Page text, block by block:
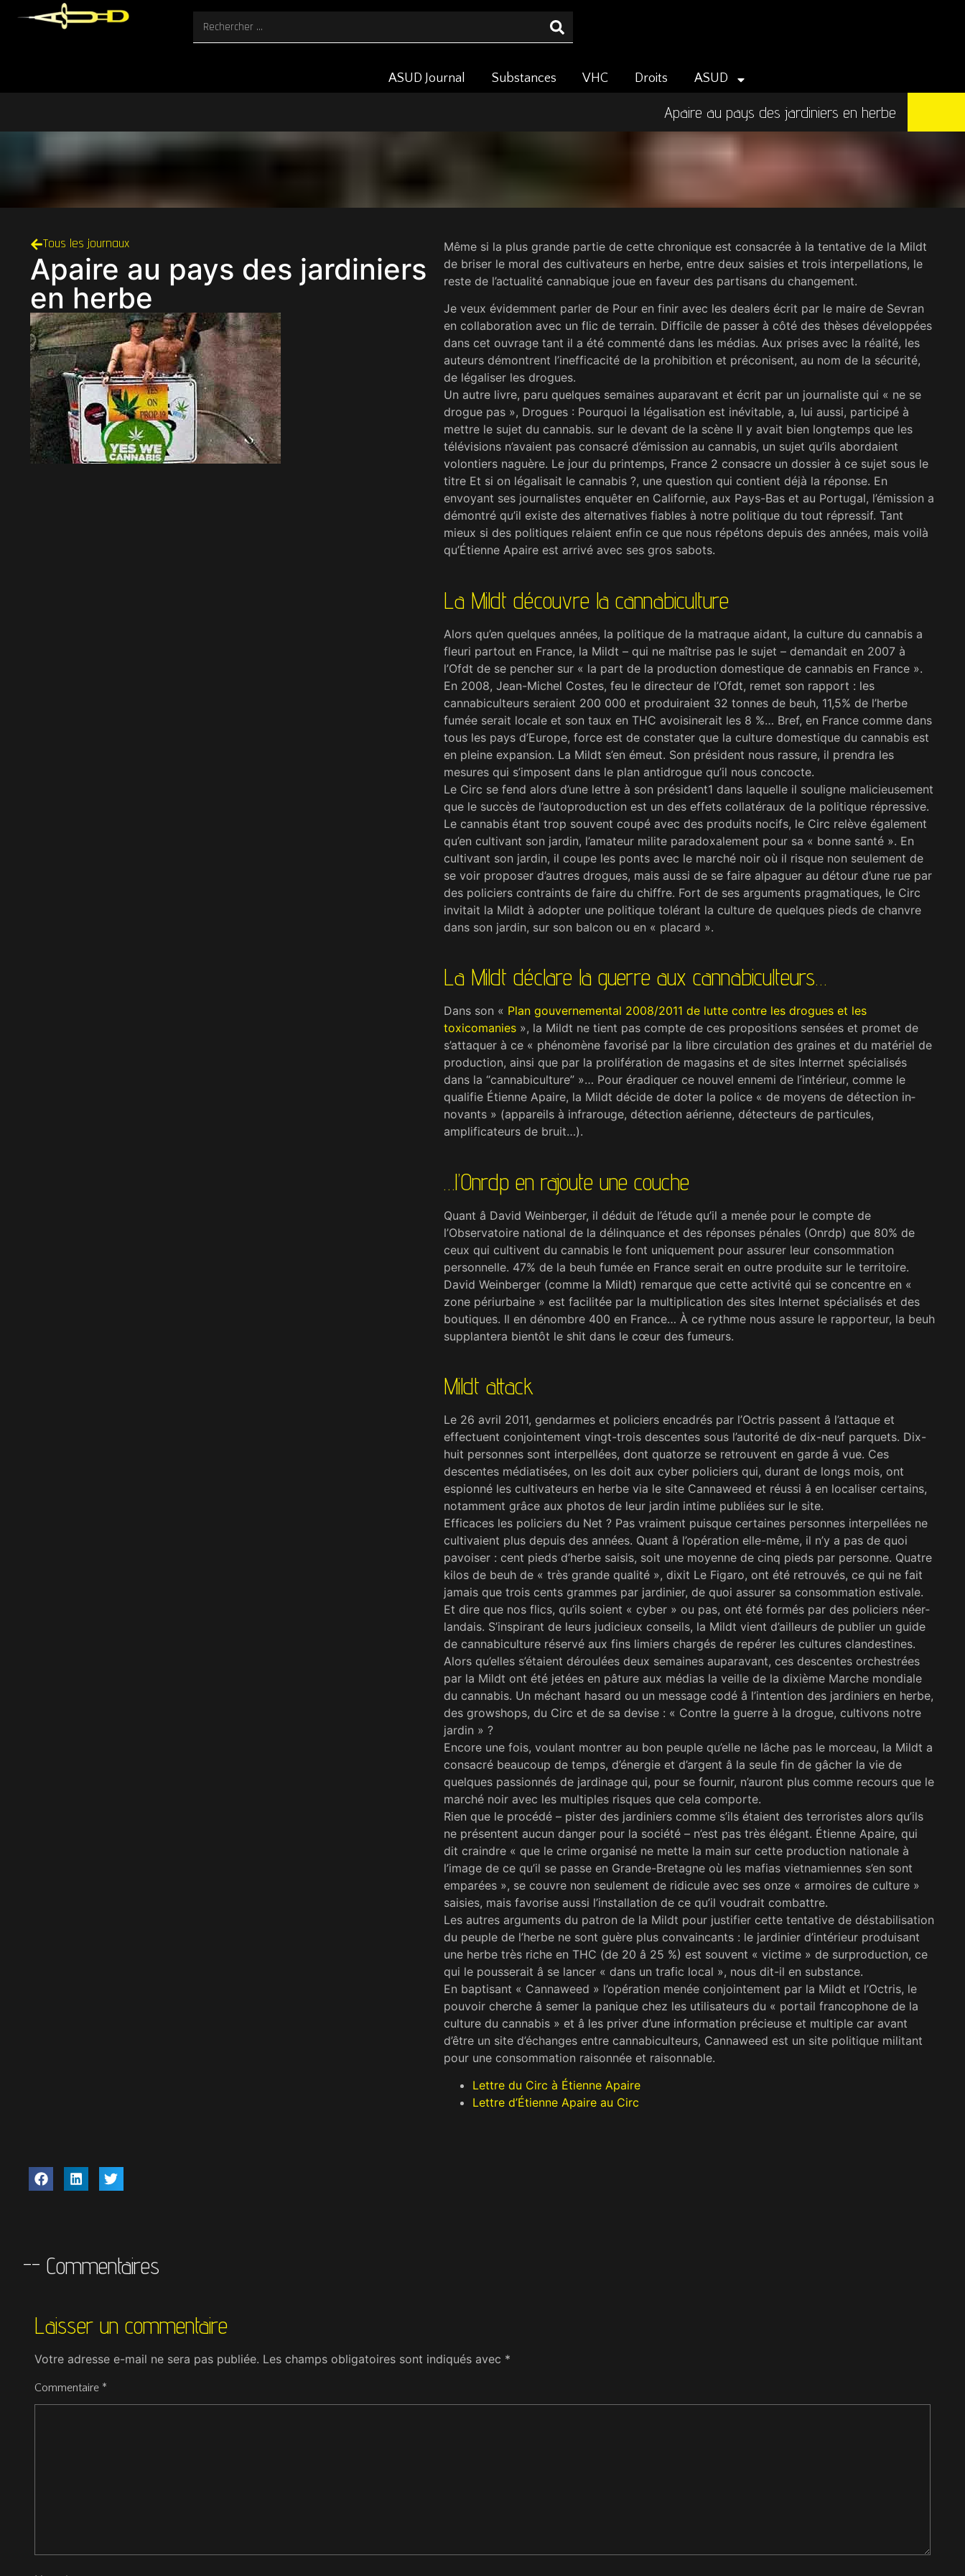
ASUD Journal Substances VHC Droits ASUD
Apaire au pays des jardiniers en herbe
Tous les journaux
Apaire au pays des jardiniers
en herbe
Même si la plus grande partie de cette chronique est consacrée à la tentative de la Mildt
de briser le moral des cultivateurs en herbe, entre deux saisies et trois interpellations, le
reste de l’actualité cannabique joue en faveur des partisans du changement.
Je veux évidemment parler de Pour en finir avec les dealers écrit par le maire de Sevran
en collaboration avec un flic de terrain. Difficile de passer à côté des thèses déve­loppées
dans cet ouvrage tant il a été commenté dans les médias. Aux prises avec la réalité, les
auteurs démontrent l’inefficacité de la prohibition et préconisent, au nom de la sécurité,
de légaliser les drogues.
Un autre livre, paru quelques semaines auparavant et écrit par un journaliste qui « ne se
drogue pas », Drogues : Pourquoi la légalisation est inévitable, a, lui aussi, participé à
mettre le sujet du cannabis. sur le devant de la scène Il y avait bien longtemps que les
télévisions n’avaient pas consacré d’émission au cannabis, un sujet qu’ils abordaient
volontiers naguère. Le jour du printemps, France 2 consacre un dossier à ce sujet sous le
titre Et si on légalisait le cannabis ?, une question qui contient déjà la réponse. En
envoyant ses journalistes enquêter en Cali­fornie, aux Pays-Bas et au Portugal, l’émission a
démontré qu’il existe des alternatives fiables à notre politique du tout répressif. Tant
mieux si des politiques relaient enfin ce que nous répétons depuis des années, mais voilà
qu’Étienne Apaire est arrivé avec ses gros sabots.
La Mildt découvre la cannabiculture
Alors qu’en quelques années, la politique de la matraque aidant, la culture du cannabis a
fleuri partout en France, la Mildt – qui ne maîtrise pas le sujet – demandait en 2007 à
l’Ofdt de se pencher sur « la part de la production domestique de cannabis en France ».
En 2008, Jean-Michel Costes, feu le directeur de l’Ofdt, remet son rapport : les
cannabiculteurs seraient 200 000 et produiraient 32 tonnes de beuh, 11,5% de l’herbe
fumée serait locale et son taux en THC avoisinerait les 8 %… Bref, en France comme dans
tous les pays d’Europe, force est de constater que la culture domestique du cannabis est
en pleine expansion. La Mildt s’en émeut. Son président nous rassure, il prendra les
mesures qui s’imposent dans le plan antidrogue qu’il nous concocte.
Le Circ se fend alors d’une lettre à son président1 dans laquelle il souligne malicieusement
que le succès de l’autopro­duction est un des effets collatéraux de la politique répressive.
Le cannabis étant trop souvent coupé avec des produits nocifs, le Circ relève également
qu’en cultivant son jardin, l’amateur milite paradoxalement pour sa « bonne santé ». En
cultivant son jardin, il coupe les ponts avec le marché noir où il risque non seulement de
se voir proposer d’autres drogues, mais aussi de se faire alpaguer au détour d’une rue par
des policiers contraints de faire du chif­fre. Fort de ses arguments pragmatiques, le Circ
invitait la Mildt à adopter une politique tolérant la culture de quelques pieds de chanvre
dans son jardin, sur son balcon ou en « placard ».
La Mildt déclare la guerre aux cannabiculteurs…
Dans son « Plan gouvernemental 2008/2011 de lutte contre les drogues et les
toxicomanies », la Mildt ne tient pas compte de ces propositions sensées et promet de
s’attaquer à ce « phéno­mène favorisé par la libre circulation des graines et du matériel de
production, ainsi que par la prolifération de magasins et de sites In­terrnet spécialisés
dans la “cannabiculture” »… Pour éradiquer ce nouvel ennemi de l’intérieur, comme le
qualifie Étienne Apaire, la Mildt décide de doter la police « de moyens de détection in­
novants » (appareils à infrarouge, détection aérienne, détecteurs de particules,
amplificateurs de bruit…).
…l’Onrdp en rajoute une couche
Quant â David Weinberger, il déduit de l’étude qu’il a menée pour le compte de
l’Observatoire national de la délinquance et des réponses pénales (Onrdp) que 80% de
ceux qui cultivent du cannabis le font uniquement pour assurer leur consomma­tion
personnelle. 47% de la beuh fumée en France serait en outre produite sur le territoire.
David Weinberger (comme la Mildt) remarque que cette activité qui se concentre en «
zone périurbaine » est facilitée par la multiplication des sites In­ternet spécialisés et des
boutiques. Il en dénombre 400 en France… À ce rythme nous assure le rapporteur, la beuh
sup­plantera bientôt le shit dans le cœur des fumeurs.
Mildt attack
Le 26 avril 2011, gendarmes et policiers encadrés par l’Octris passent â l’attaque et
effectuent conjointement vingt-trois descentes sous l’autorité de dix-neuf par­quets. Dix-
huit personnes sont interpel­lées, dont quatorze se retrouvent en garde â vue. Ces
descentes médiatisées, on les doit aux cyber policiers qui, durant de longs mois, ont
espionné les cultivateurs en herbe via le site Cannaweed et réussi â en localiser certains,
notamment grâce aux photos de leur jardin intime publiées sur le site.
Efficaces les policiers du Net ? Pas vraiment puisque certaines personnes interpellées ne
cultivaient plus depuis des années. Quant â l’opération elle-même, il n’y a pas de quoi
pavoiser : cent pieds d’herbe saisis, soit une moyenne de cinq pieds par personne. Quatre
kilos de beuh de « très grande qualité », dixit Le Figaro, ont été retrouvés, ce qui ne fait
jamais que trois cents grammes par jardinier, de quoi assurer sa consommation estivale.
Et dire que nos flics, qu’ils soient « cyber » ou pas, ont été formés par des policiers néer­
landais. S’inspirant de leurs judicieux conseils, la Mildt vient d’ailleurs de pu­blier un guide
de cannabiculture réservé aux fins limiers chargés de repérer les cultures clandestines.
Alors qu’elles s’étaient déroulées deux semaines auparavant, ces descentes orches­trées
par la Mildt ont été jetées en pâture aux médias la veille de la dixième Mar­che mondiale
du cannabis. Un méchant hasard ou un message codé â l’intention des jardiniers en herbe,
des growshops, du Circ et de sa devise : « Contre la guerre à la drogue, cultivons notre
jardin » ?
Encore une fois, voulant montrer au bon peuple qu’elle ne lâche pas le mor­ceau, la Mildt a
consacré beaucoup de temps, d’énergie et d’argent â la seule fin de gâcher la vie de
quelques passion­nés de jardinage qui, pour se fournir, n’auront plus comme recours que le
marché noir avec les multiples risques que cela comporte.
Rien que le procédé – pister des jar­diniers comme s’ils étaient des terroristes alors qu’ils
ne présentent aucun danger pour la société – n’est pas très élégant. Étienne Apaire, qui
dit craindre « que le crime organisé ne mette la main sur cette production nationale à
l’image de ce qu’il se passe en Grande-Bretagne où les mafias vietnamiennes s’en sont
emparées », se couvre non seulement de ridicule avec ses onze « armoires de culture »
saisies, mais favorise aussi l’installation de ce qu’il voudrait combattre.
Les autres arguments du patron de la Mildt pour justifier cette tentative de déstabilisation
du peuple de l’herbe ne sont guère plus convaincants : le jardinier d’intérieur produisant
une herbe très ri­che en THC (de 20 â 25 %) est souvent « victime » de surproduction, ce
qui le pousserait â se lancer « dans un trafic lo­cal », nous dit-il en substance.
En baptisant « Cannaweed » l’opé­ration menée conjointement par la Mildt et l’Octris, le
pouvoir cherche â semer la panique chez les utilisateurs du « portail francophone de la
culture du cannabis » et â les priver d’une information pré­cieuse et multiple car avant
d’être un site d’échanges entre cannabiculteurs, Can­naweed est un site politique militant
pour une consommation raisonnée et raisonnable.
Lettre du Circ à Étienne Apaire
Lettre d’Étienne Apaire au Circ
-- Commentaires
Laisser un commentaire
Votre adresse e-mail ne sera pas publiée. Les champs obligatoires sont indiqués avec *
Commentaire *